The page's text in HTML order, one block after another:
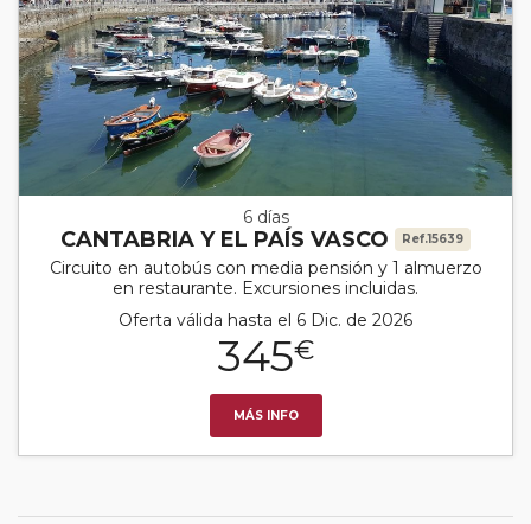
6 días
CANTABRIA Y EL PAÍS VASCO Ref.15639
Circuito en autobús con media pensión y 1 almuerzo
en restaurante. Excursiones incluidas.
Oferta válida hasta el 6 Dic. de 2026
345€
MÁS INFO